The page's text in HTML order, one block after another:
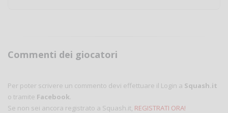
Commenti dei giocatori
Per poter scrivere un commento devi effettuare il Login a Squash.it
o tramite Facebook.
Se non sei ancora registrato a Squash.it, REGISTRATI ORA!